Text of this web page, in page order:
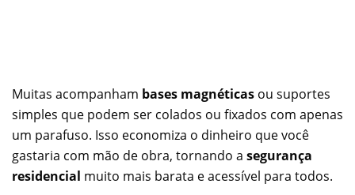
Muitas acompanham bases magnéticas ou suportes
simples que podem ser colados ou fixados com apenas
um parafuso. Isso economiza o dinheiro que você
gastaria com mão de obra, tornando a segurança
residencial muito mais barata e acessível para todos.